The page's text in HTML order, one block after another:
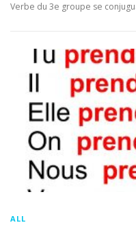
Verbe du 3e groupe se
ALL